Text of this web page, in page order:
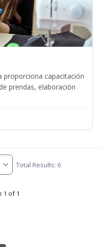
proporciona capacitación
prendas, elaboración
Total Results: 6
1 of 1